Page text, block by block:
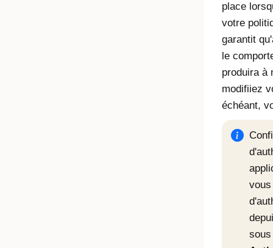
place
votre
garantit
le
produira à
modifiiez
échéant,